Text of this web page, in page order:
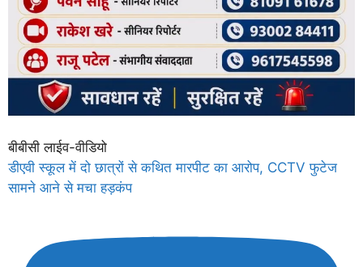
बीबीसी लाईव-वीडियो
डीएवी स्कूल में दो छात्रों से कथित मारपीट का आरोप, CCTV फुटेज
सामने आने से मचा हड़कंप